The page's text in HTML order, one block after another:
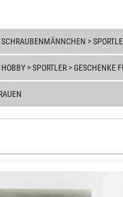
>
> SPORTLER > GESCHENKE